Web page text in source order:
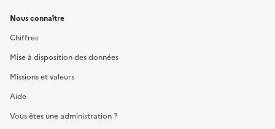
Nous connaître
Chiffres
Mise à disposition des données
Missions et valeurs
Aide
Vous êtes une administration ?